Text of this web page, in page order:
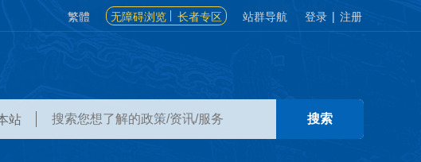
繁體 无障碍浏览 长者专区 站群导航 登录 | 注册
站